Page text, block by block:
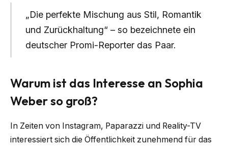
„Die perfekte Mischung aus Stil, Romantik
und Zurückhaltung“ – so bezeichnete ein
deutscher Promi-Reporter das Paar.
Warum ist das Interesse an Sophia
Weber so groß?
In Zeiten von Instagram, Paparazzi und Reality-TV
interessiert sich die Öffentlichkeit zunehmend für das